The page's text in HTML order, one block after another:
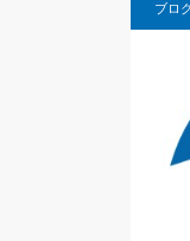
ブロ